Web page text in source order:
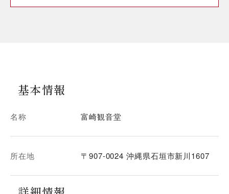
基本情報
名称 富崎観音堂
所在地 〒907-0024 沖縄県石垣市新川1607